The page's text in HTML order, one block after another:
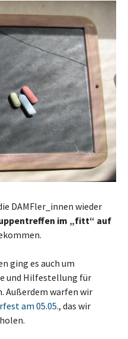
DAMFler_innen wieder
im „fitt“ auf
ging es auch um
und Hilfestellung für
Außerdem warfen wir
am 05.05., das wir